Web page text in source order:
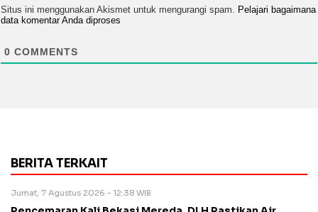
Situs ini menggunakan Akismet untuk mengurangi spam. Pelajari bagaimana
data komentar Anda diproses
0 COMMENTS
BERITA TERKAIT
Jumat, 7 Agustus 2026 - 12:38 WIB